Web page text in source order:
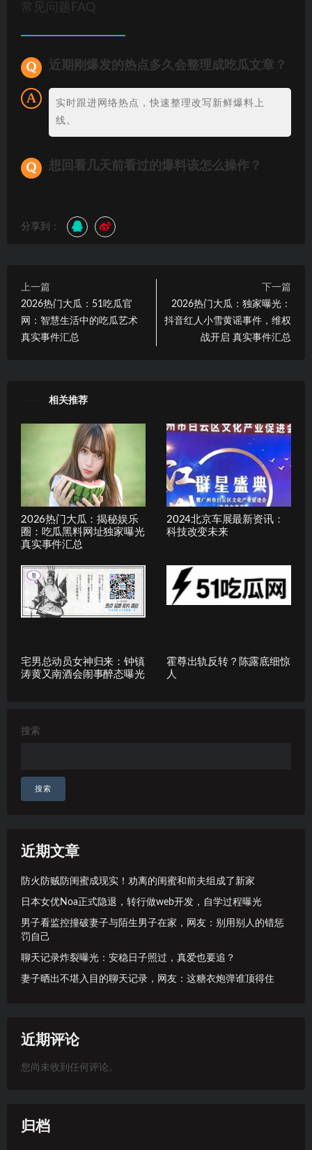
常见问题FAQ
近期刚爆发的热点多久会整理成吃瓜文章？
实时跟进网络热点，快速整理改写新鲜爆料上
线。
想回看几天前看过的爆料该怎么操作？
分享到：
上一篇
2026热门大瓜：51吃瓜官
网：智慧生活中的吃瓜艺术
真实事件汇总
下一篇
2026热门大瓜：独家曝光：
抖音红人小雪黄谣事件，维权
战开启 真实事件汇总
相关推荐
2026热门大瓜：揭秘娱乐
圈：吃瓜黑料网址独家曝光
真实事件汇总
2024北京车展最新资讯：
科技改变未来
宅男总动员女神归来：钟镇
涛黄又南酒会闹事醉态曝光
霍尊出轨反转？陈露底细惊
人
搜索
搜索
近期文章
防火防贼防闺蜜成现实！劝离的闺蜜和前夫组成了新家
日本女优Noa正式隐退，转行做web开发，自学过程曝光
男子看监控撞破妻子与陌生男子在家，网友：别用别人的错惩
罚自己
聊天记录炸裂曝光：安稳日子照过，真爱也要追？
妻子晒出不堪入目的聊天记录，网友：这糖衣炮弹谁顶得住
近期评论
您尚未收到任何评论。
归档